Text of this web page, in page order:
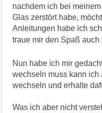
nachdem ich bei
Glas zerstört habe,
Anleitungen habe ich
traue mir den Spaß
Nun habe ich mir
wechseln muss kann
wechseln und erhalte
Was ich aber nicht